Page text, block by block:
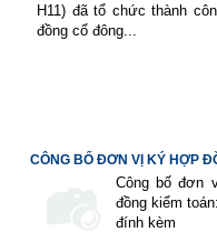
H11) đã tổ chức thành
đồng cổ đông...
CÔNG BỐ ĐƠN VỊ KÝ HỢP
Công bố đơn
đồng kiểm
đính kèm